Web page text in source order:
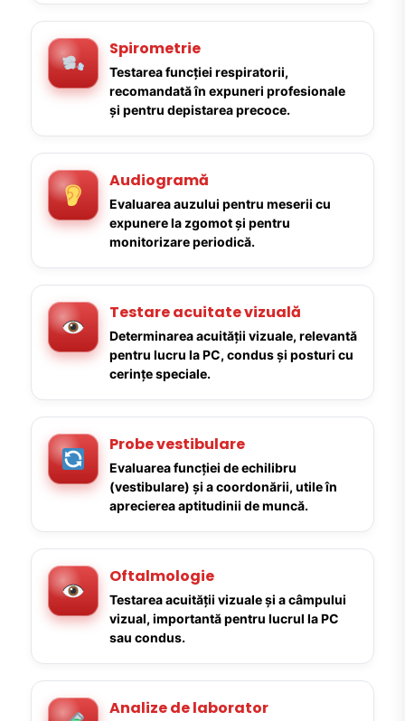
Spirometrie
Testarea funcției respiratorii,
recomandată în expuneri profesionale
și pentru depistarea precoce.
Audiogramă
Evaluarea auzului pentru meserii cu
expunere la zgomot și pentru
monitorizare periodică.
Testare acuitate vizuală
Determinarea acuității vizuale, relevantă
pentru lucru la PC, condus și posturi cu
cerințe speciale.
Probe vestibulare
Evaluarea funcției de echilibru
(vestibulare) și a coordonării, utile în
aprecierea aptitudinii de muncă.
Oftalmologie
Testarea acuității vizuale și a câmpului
vizual, importantă pentru lucrul la PC
sau condus.
Analize de laborator